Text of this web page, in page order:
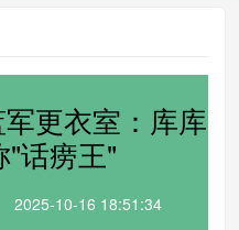
更衣室：库库
"话痨王"
2025-10-16 18:51:34